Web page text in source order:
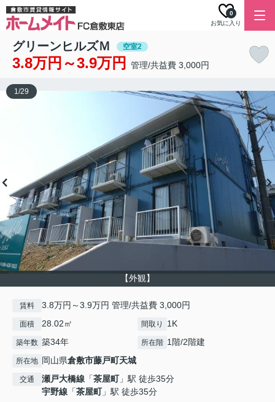
お気に入り
0
グリーンヒルズＭ 空室2
3.8万円～3.9万円 管理/共益費 3,000円
【外観】
1/29
賃料 3.8万円～3.9万円 管理/共益費 3,000円
面積 28.02㎡ 間取り 1K
築年数 築34年 所在階 1階/2階建
所在地 岡山県倉敷市藤戸町天城
交通 瀬戸大橋線 「茶屋町」駅 徒歩35分
宇野線 「茶屋町」駅 徒歩35分